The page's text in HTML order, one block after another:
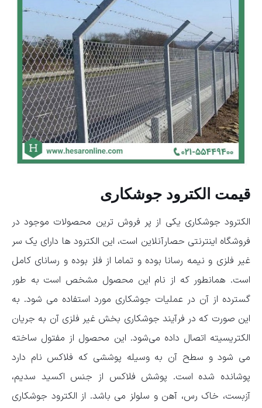
قیمت الکترود جوشکاری
الکترود جوشکاری یکی از پر فروش ترین محصولات موجود در
فروشگاه اینترنتی حصارآنلاین است، این الکترود ها دارای یک سر
غیر فلزی و نیمه رسانا بوده و تماما از فلز بوده و رسانای کامل
است. همانطور که از نام این محصول مشخص است به طور
گسترده از آن در عملیات جوشکاری مورد استفاده می شود. به
این صورت که در فرآیند جوشکاری بخش غیر فلزی آن به جریان
الکتریسیته اتصال داده می‌شود. این محصول از مفتول ساخته
می شود و سطح آن به وسیله پوششی که فلاکس نام دارد
پوشانده شده است. پوشش فلاکس از جنس اکسید سدیم،
آزبست، خاک رس، آهن و سلولز می باشد. از الکترود جوشکاری